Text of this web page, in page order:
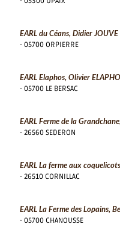
EARL du Céans, Didier JOUVE
- 05700 ORPIERRE
EARL Elaphos, Olivier
- 05700 LE BERSAC
EARL Ferme de la
- 26560 SEDERON
EARL La ferme aux
- 26510 CORNILLAC
EARL La Ferme des Lopains,
- 05700 CHANOUSSE